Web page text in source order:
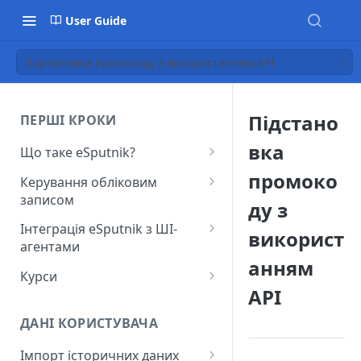
User Guide
Підстановка промокоду з використанням API
ПЕРШІ КРОКИ
Що таке eSputnik?
Початок роботи з eSputnik
Огляд основних розділів
eSputnik
Розумні кампанії з eSputnik:
практичний гід по ШІ
старт
Поширені питання:
Керування обліковим
записом
Створення акаунту
Підключення МФА
Керування користувачами
Інтеграція eSputnik з ШІ-
агентами
Налаштування плагіна Yespo
для Claude Code та Claude
Налаштування плагіна Yespo
для OpenAI Codex
Курси
ДАНІ КОРИСТУВАЧА
Імпорт історичних даних
Підстано
вка
промоко
ду з
використ
анням
API